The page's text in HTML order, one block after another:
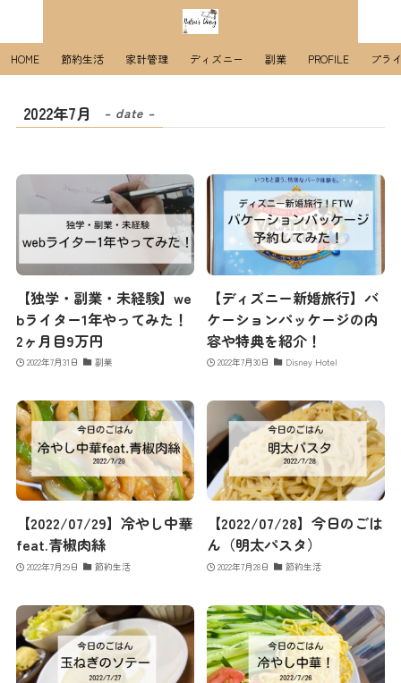
HOME 節約生活 家計管理 ディズニー 副業 PROFILE プラ
2022年7月 – date –
【独学・副業・未経験】we
bライター1年やってみた！
2ヶ月目9万円
2022年7月31日 副業
【ディズニー新婚旅行】バ
ケーションパッケージの内
容や特典を紹介！
2022年7月30日 Disney Hotel
【2022/07/29】冷やし中華
feat.青椒肉絲
2022年7月29日 節約生活
【2022/07/28】今日のごは
ん（明太パスタ）
2022年7月28日 節約生活